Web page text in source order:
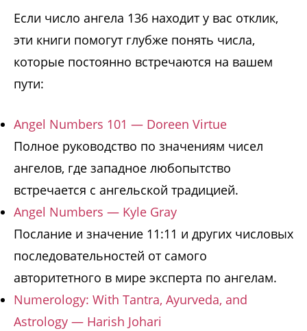
Если число ангела 136 находит у вас отклик,
эти книги помогут глубже понять числа,
которые постоянно встречаются на вашем
пути:
Angel Numbers 101 — Doreen Virtue
Полное руководство по значениям чисел
ангелов, где западное любопытство
встречается с ангельской традицией.
Angel Numbers — Kyle Gray
Послание и значение 11:11 и других числовых
последовательностей от самого
авторитетного в мире эксперта по ангелам.
Numerology: With Tantra, Ayurveda, and
Astrology — Harish Johari